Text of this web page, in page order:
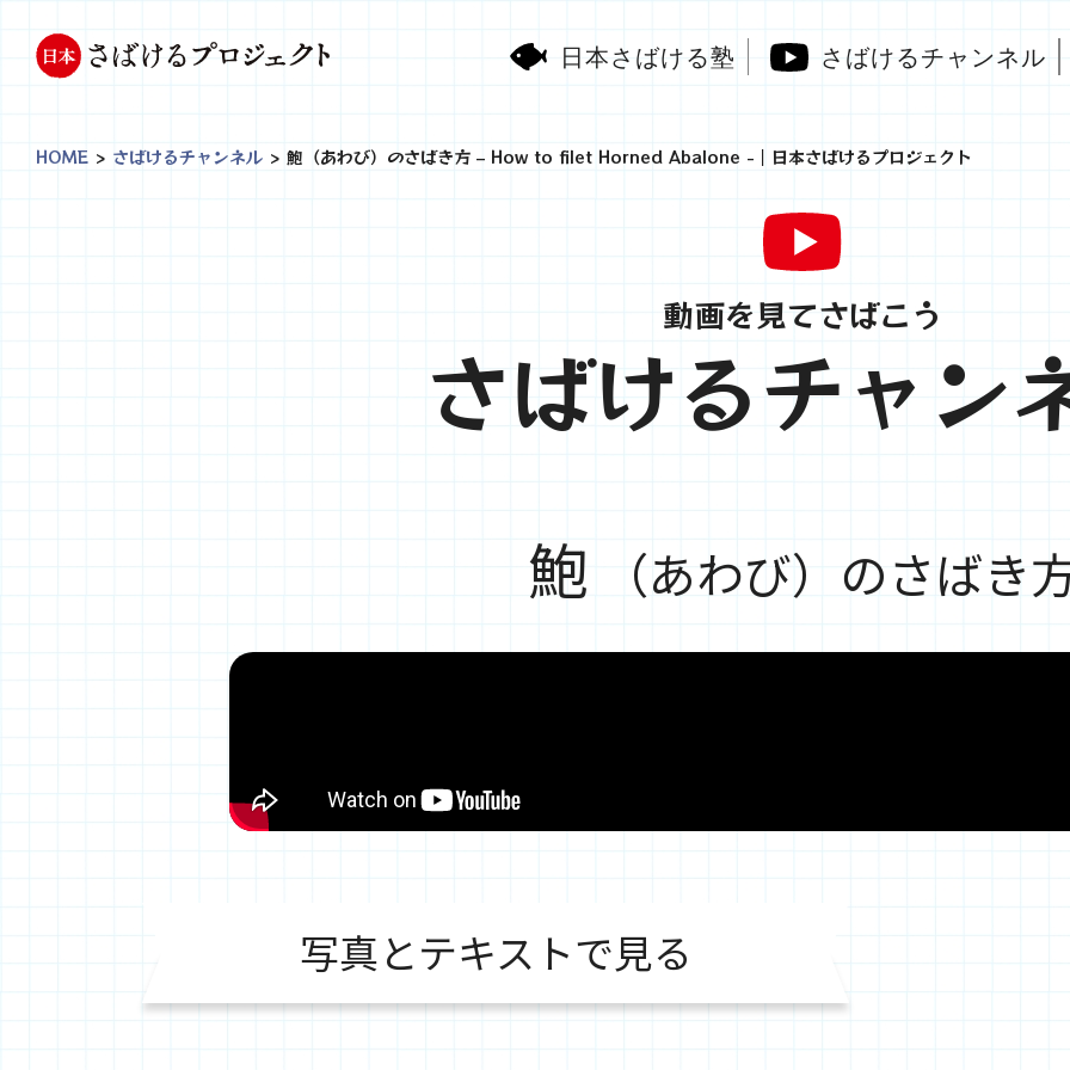
日本さばける塾 さばけるチャンネル
HOME > さばけるチャンネル > 鮑（あわび）のさばき方 – How to filet Horned Abalone -｜日本さばけるプロジェクト
動画を見てさばこう
さばけるチャン
鮑 （あわび）のさばき
写真とテキストで見る